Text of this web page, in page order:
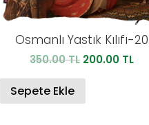
Osmanlı Yastık Kılıfı-20
350.00TL Orijinal
200.00 TLŞu
Sepete Ekle